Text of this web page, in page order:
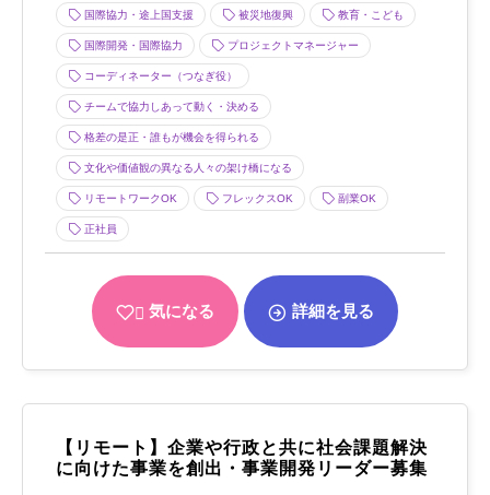
国際協力・途上国支援 被災地復興 教育・こども
国際開発・国際協力 プロジェクトマネージャー
コーディネーター（つなぎ役）
チームで協力しあって動く・決める
格差の是正・誰もが機会を得られる
文化や価値観の異なる人々の架け橋になる
リモートワークOK フレックスOK 副業OK
正社員
気になる 詳細を見る
【リモート】企業や行政と共に社会課題解決
に向けた事業を創出・事業開発リーダー募集